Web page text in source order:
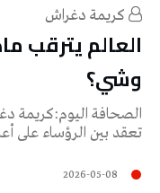
كريمة‭ ‬دغراش
العالم يترقب
وشي؟
‬تعقد‭ ‬بين‭ ‬الرؤساء‭ ‬على‭ ‬أعلى‭…
2026-05-08